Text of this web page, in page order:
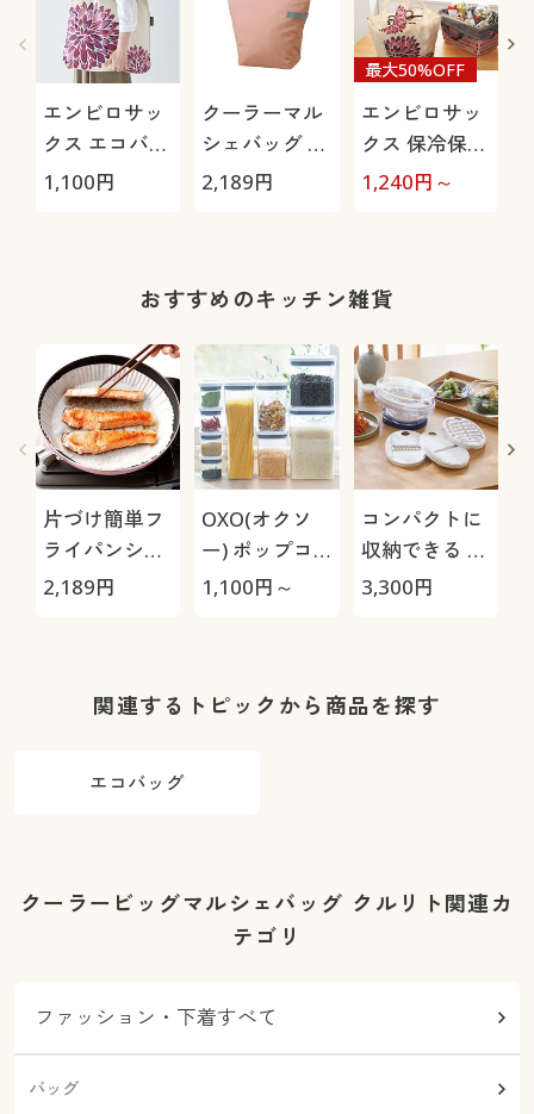
エンビロサッ
クス エコバッ
グ
1,100円
クーラーマル
シェバッグ ク
ルリト
2,189円
エンビロサッ
クス 保冷保温
レジカゴ用エ
最大50%OFF
1,240円～
おすすめのキッチン雑貨
片づけ簡単フ
ライパンシー
ト100枚
2,189円
OXO(オクソ
ー) ポップコ
ンテナ
1,100円～
コンパクトに
収納できる 栗
原はるみ スラ
3,300円
関連するトピックから商品を探す
エコバッグ
クーラービッグマルシェバッグ クルリト関連カ
テゴリ
ファッション・下着すべて
バッグ